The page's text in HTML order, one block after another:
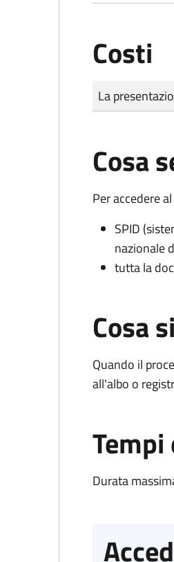
Costi
Tipo di
Importo
La
Cosa
Per accedere
SPID
nazionale
tutta la
Cosa
Quando il
all'albo o
Tempi
Durata